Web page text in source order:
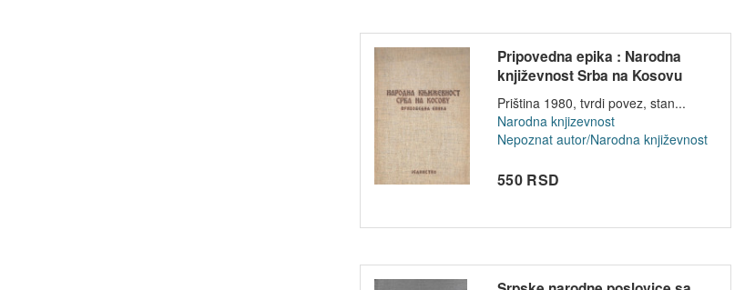
Pripovedna epika : Narodna
književnost Srba na Kosovu
Priština 1980, tvrdi povez, stan...
Narodna knjizevnost
Nepoznat autor/Narodna književnost
550 RSD